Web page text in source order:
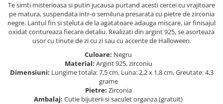
Te simti misterioasa si putin jucausa purtand acesti cercei cu vrajitoare
pe matura, suspendata intr-o semiluna presarata cu pietre de zirconia
negre. Lantul fin si steluta de la agatatoare adauga miscare, iar finisajul
oxidat contureaza fiecare detaliu. Realizati din argint 925, se asorteaza
usor cu tinute de zi cu zi sau cu accente de Halloween.
Culoare: Negru
Material: Argint 925, zirconiu
Dimensiuni: Lungime totala: 7,5 cm, Luna: 2,2 x 1,8 cm, Greutate: 4,3
grame
Pietre: Zirconia
Ambalaj: Cutie bijuterii si saculet organza (gratuit)